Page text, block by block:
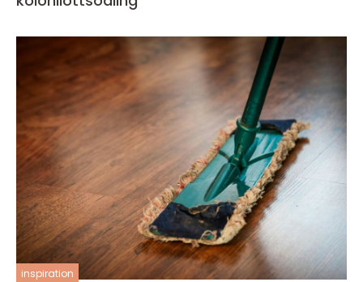
inspiration